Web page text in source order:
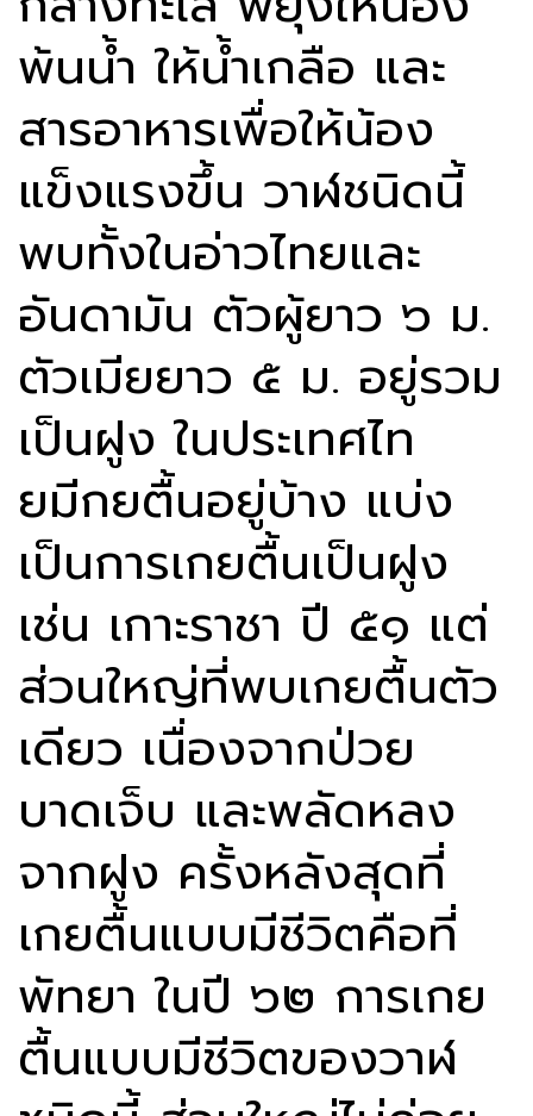
พ้นน้ำ ให้น้ำเกลือ และ
สารอาหารเพื่อให้น้อง
แข็งแรงขึ้น วาฬชนิดนี้
พบทั้งในอ่าวไทยและ
อันดามัน ตัวผู้ยาว ๖ ม.
ตัวเมียยาว ๕ ม. อยู่รวม
เป็นฝูง ในประเทศไท
ยมีกยตื้นอยู่บ้าง แบ่ง
เป็นการเกยตื้นเป็นฝูง
เช่น เกาะราชา ปี ๕๑ แต่
ส่วนใหญ่ที่พบเกยตื้นตัว
เดียว เนื่องจากป่วย
บาดเจ็บ และพลัดหลง
จากฝูง ครั้งหลังสุดที่
เกยตื้นแบบมีชีวิตคือที่
พัทยา ในปี ๖๒ การเกย
ตื้นแบบมีชีวิตของวาฬ